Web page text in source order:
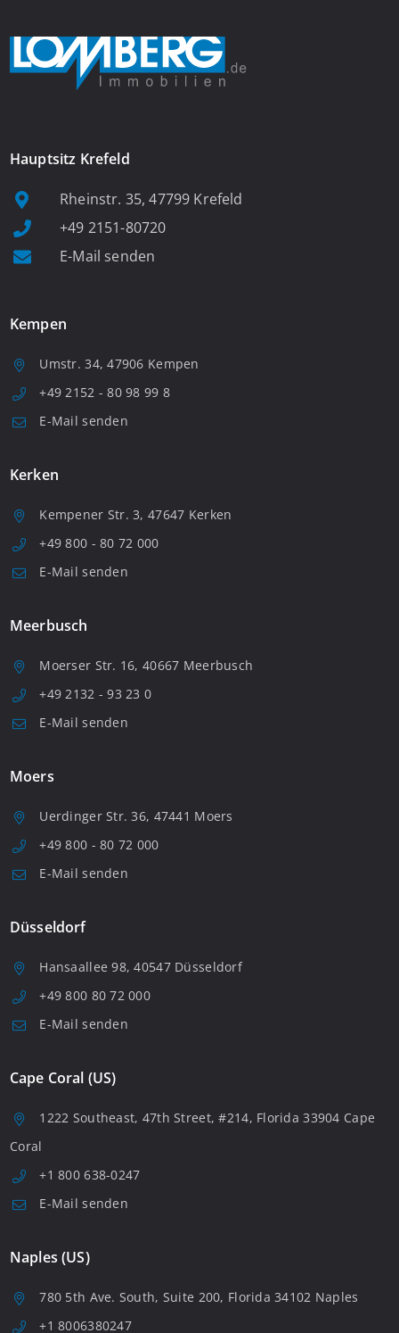
Hauptsitz Krefeld
Rheinstr. 35, 47799 Krefeld
+49 2151-80720
E-Mail senden
Kempen
Umstr. 34, 47906 Kempen
+49 2152 - 80 98 99 8
E-Mail senden
Kerken
Kempener Str. 3, 47647 Kerken
+49 800 - 80 72 000
E-Mail senden
Meerbusch
Moerser Str. 16, 40667 Meerbusch
+49 2132 - 93 23 0
E-Mail senden
Moers
Uerdinger Str. 36, 47441 Moers
+49 800 - 80 72 000
E-Mail senden
Düsseldorf
Hansaallee 98, 40547 Düsseldorf
+49 800 80 72 000
E-Mail senden
Cape Coral (US)
1222 Southeast, 47th Street, #214, Florida 33904 Cape
Coral
+1 800 638-0247
E-Mail senden
Naples (US)
780 5th Ave. South, Suite 200, Florida 34102 Naples
+1 8006380247